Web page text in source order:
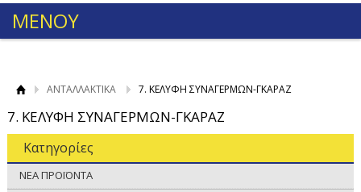
ΜΕΝΟΥ
ΑΝΤΑΛΛΑΚΤΙΚΑ 7. ΚΕΛΥΦΗ ΣΥΝΑΓΕΡΜΩΝ-ΓΚΑΡΑΖ
7. ΚΕΛΥΦΗ ΣΥΝΑΓΕΡΜΩΝ-ΓΚΑΡΑΖ
Κατηγορίες
ΝΕΑ ΠΡΟΪΟΝΤΑ